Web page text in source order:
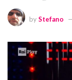
byStefano